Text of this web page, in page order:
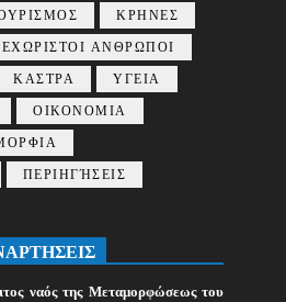
ΚΡΗΝΕΣ
ΑΝΘΡΩΠΟΙ
ΚΑΣΤΡΑ
ΥΓΕΙΑ
ΟΙΚΟΝΟΜΙΑ
ΠΕΡΙΗΓΉΣΕΙΣ
ναός της Μεταμορφώσεως του